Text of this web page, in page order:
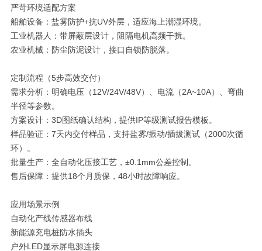
严苛环境适配方案
船舶设备：盐雾防护+抗UV外层，适应海上潮湿环境。
工业机器人：带屏蔽层设计，阻隔电机高频干扰。
农业机械：防尘防泥设计，接口自锁防脱落。
定制流程（5步高效交付）
需求分析：明确电压（12V/24V/48V）、电流（2A~10A）、弯曲
半径等参数。
方案设计：3D图纸确认结构，提供IP等级测试报告模板。
样品验证：7天内交付样品，支持盐雾/振动/插拔测试（2000次循
环）。
批量生产：全自动化压接工艺，±0.1mm公差控制。
售后保障：提供18个月质保，48小时故障响应。
应用场景示例
自动化产线传感器布线
新能源充电桩防水插头
户外LED显示屏电源连接